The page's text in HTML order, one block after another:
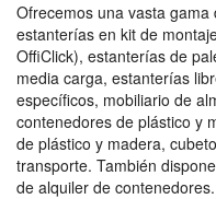
Ofrecemos una vasta
estanterías en kit de
OffiClick), estanterías de
media carga, estanterías
específicos, mobiliario de
contenedores de plástico y
de plástico y madera,
transporte. También
de alquiler de contenedores.